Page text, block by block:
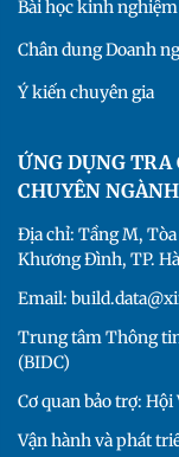
Bài học kinh nghiệm
Chân dung Doanh
Ý kiến chuyên gia
ỨNG DỤNG
CHUYÊN
Địa chỉ: Tầng M,
Khương Đình, TP.
Email:
Trung tâm Thông
(BIDC)
Cơ quan bảo trợ:
Vận hành và phát